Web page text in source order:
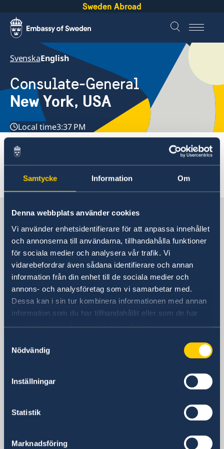
Samtycke Information Om
Denna webbplats använder cookies
Vi använder enhetsidentifierare för att anpassa innehållet
och annonserna till användarna, tillhandahålla funktioner
för sociala medier och analysera vår trafik. Vi
vidarebefordrar även sådana identifierare och annan
information från din enhet till de sociala medier och
annons- och analysföretag som vi samarbetar med.
Dessa kan i sin tur kombinera informationen med annan
information som du har tillhandahållit eller som de har
samlat in när du har använt deras tjänster.
Nödvändig
Inställningar
Statistik
Marknadsföring
Sweden Abroad
SvenskaEnglish
Consulate-General
New York, USA
Local time3:37 PM
USA, New York
About us
The Consul General
The Swedish Residence in New York
Job Openings
Internship
Privacy Policy for Social Media Accounts
Data protection policy
Promoting Sweden
Midsummer 2026
Newsletter
Sweden in USA, New York
Consulate-General
Visiting address
One Dag Hammarskjöld Plaza, 885 Second
Avenue (at the corner of 47th Street)
Postal address
Consulate General of Sweden
One Dag Hammarskjöld Plaza
New York, NY 10017
+1 212 583 2560
+1 212 583 2585
Email